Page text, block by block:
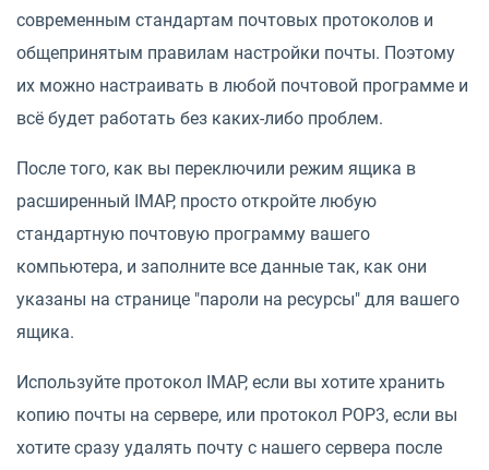
современным стандартам почтовых протоколов и
общепринятым правилам настройки почты. Поэтому
их можно настраивать в любой почтовой программе и
всё будет работать без каких-либо проблем.
После того, как вы переключили режим ящика в
расширенный IMAP, просто откройте любую
стандартную почтовую программу вашего
компьютера, и заполните все данные так, как они
указаны на странице "пароли на ресурсы" для вашего
ящика.
Используйте протокол IMAP, если вы хотите хранить
копию почты на сервере, или протокол POP3, если вы
хотите сразу удалять почту с нашего сервера после